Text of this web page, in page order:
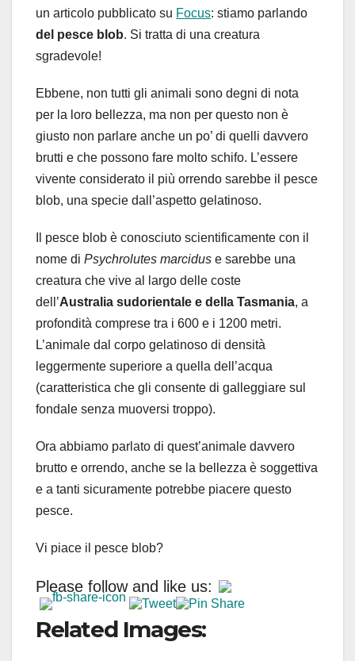
un articolo pubblicato su Focus: stiamo parlando
del pesce blob. Si tratta di una creatura
sgradevole!
Ebbene, non tutti gli animali sono degni di nota
per la loro bellezza, ma non per questo non è
giusto non parlare anche un po’ di quelli davvero
brutti e che possono fare molto schifo. L’essere
vivente considerato il più orrendo sarebbe il pesce
blob, una specie dall’aspetto gelatinoso.
Il pesce blob è conosciuto scientificamente con il
nome di Psychrolutes marcidus e sarebbe una
creatura che vive al largo delle coste
dell’Australia sudorientale e della Tasmania, a
profondità comprese tra i 600 e i 1200 metri.
L’animale dal corpo gelatinoso di densità
leggermente superiore a quella dell’acqua
(caratteristica che gli consente di galleggiare sul
fondale senza muoversi troppo).
Ora abbiamo parlato di quest’animale davvero
brutto e orrendo, anche se la bellezza è soggettiva
e a tanti sicuramente potrebbe piacere questo
pesce.
Vi piace il pesce blob?
Please follow and like us:
Related Images: